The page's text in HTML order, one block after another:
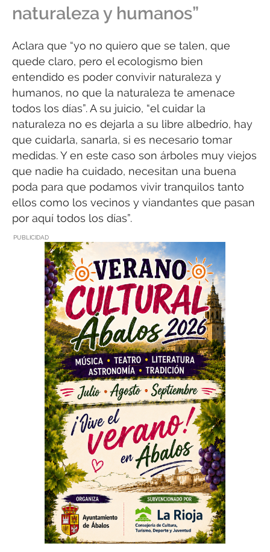
naturaleza y humanos”
Aclara que “yo no quiero que se talen, que
quede claro, pero el ecologismo bien
entendido es poder convivir naturaleza y
humanos, no que la naturaleza te amenace
todos los días”. A su juicio, “el cuidar la
naturaleza no es dejarla a su libre albedrío, hay
que cuidarla, sanarla, si es necesario tomar
medidas. Y en este caso son árboles muy viejos
que nadie ha cuidado, necesitan una buena
poda para que podamos vivir tranquilos tanto
ellos como los vecinos y viandantes que pasan
por aquí todos los días”.
PUBLICIDAD